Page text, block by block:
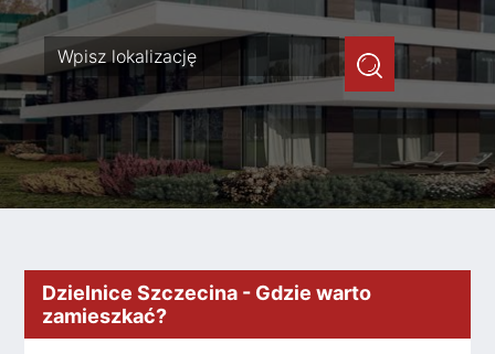
Dzielnice Szczecina - Gdzie warto
zamieszkać?